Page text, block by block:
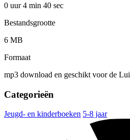
0 uur 4 min 40 sec
Bestandsgrootte
6 MB
Formaat
mp3 download en geschikt voor de
Categorieën
Jeugd- en kinderboeken 5-8 jaar